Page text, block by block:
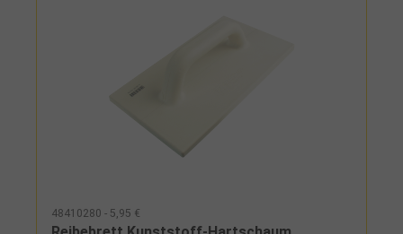
48410280 - 5,95 €